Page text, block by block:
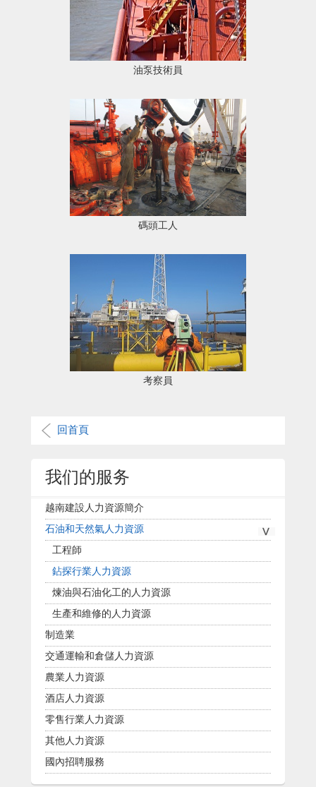
油泵技術員
碼頭工人
考察員
回首頁
我们的服务
越南建設人力資源簡介
石油和天然氣人力資源
工程師
鉆探行業人力資源
煉油與石油化工的人力資源
生產和維修的人力資源
制造業
交通運輸和倉儲人力資源
農業人力資源
酒店人力資源
零售行業人力資源
其他人力資源
國內招聘服務